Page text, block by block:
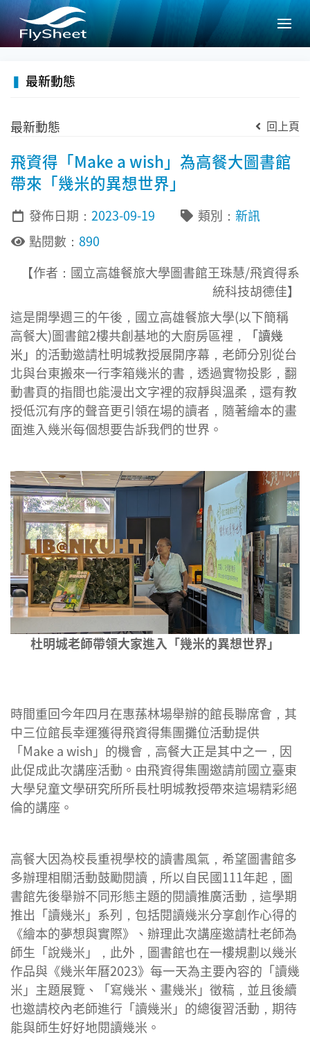
選
▍ 最新動態
最新動態 回上頁
飛資得「Make a wish」為高餐大圖書館
帶來「幾米的異想世界」
發佈日期： 2023-09-19 類別： 新訊
點閱數： 890
【作者：國立高雄餐旅大學圖書館王珠慧/飛資得系
統科技胡德佳】
這是開學週三的午後，國立高雄餐旅大學(以下簡稱
高餐大)圖書館2樓共創基地的大廚房區裡，
「讀幾
米」 的活動邀請杜明城教授展開序幕，老師分別從台
北與台東搬來一行李箱幾米的書，透過實物投影，翻
動書頁的指間也能漫出文字裡的寂靜與溫柔，還有教
授低沉有序的聲音更引領在場的讀者，隨著繪本的畫
面進入幾米每個想要告訴我們的世界。
杜明城老師帶領大家進入「幾米的異想世界」
時間重回今年四月在惠蓀林場舉辦的館長聯席會，其
中三位館長幸運獲得飛資得集團攤位活動提供
「Make a wish」的機會，高餐大正是其中之一，因
此促成此次講座活動。由飛資得集團邀請前國立臺東
大學兒童文學研究所所長杜明城教授帶來這場精彩絕
倫的講座。
高餐大因為校長重視學校的讀書風氣，希望圖書館多
多辦理相關活動鼓勵閱讀，所以自民國111年起，圖
書館先後舉辦不同形態主題的閱讀推廣活動，這學期
推出「讀幾米」系列，包括閱讀幾米分享創作心得的
《繪本的夢想與實際》、辦理此次講座邀請杜老師為
師生「說幾米」，此外，圖書館也在一樓規劃以幾米
作品與《幾米年曆2023》每一天為主要內容的「讀幾
米」主題展覽、「寫幾米、畫幾米」徵稿，並且後續
也邀請校內老師進行「讀幾米」的總復習活動，期待
能與師生好好地閱讀幾米。